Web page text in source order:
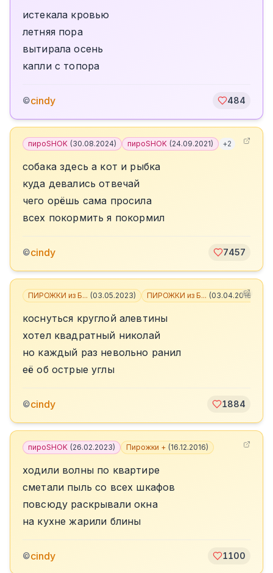
истекала кровью
летняя пора
вытирала осень
капли с топора
©cindy 484
пироSHOK (30.08.2024) пироSHOK (24.09.2021) +2
собака здесь а кот и рыбка
куда девались отвечай
чего орёшь сама просила
всех покормить я покормил
©cindy 7457
ПИРОЖКИ из Б... (03.05.2023) ПИРОЖКИ из Б... (03.04.2018
коснуться круглой алевтины
хотел квадратный николай
но каждый раз невольно ранил
её об острые углы
©cindy 1884
пироSHOK (26.02.2023) Пирожки + (16.12.2016)
ходили волны по квартире
сметали пыль со всех шкафов
повсюду раскрывали окна
на кухне жарили блины
©cindy 1100